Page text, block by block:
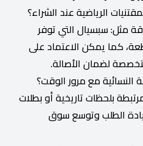
الرياضية عند الشراء؟
مثل: سبسيال التي توفر
كما يمكن الاعتماد على
لضمان الأصالة.
النسائية مع مرور الوقت؟
بلحظات تاريخية أو بطلات
الطلب وتوسع سوق